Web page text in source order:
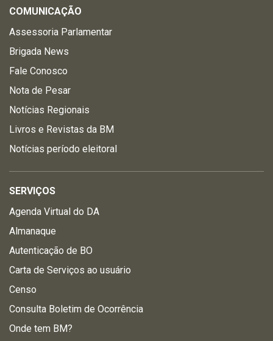
COMUNICAÇÃO
Assessoria Parlamentar
Brigada News
Fale Conosco
Nota de Pesar
Notícias Regionais
Livros e Revistas da BM
Notícias período eleitoral
SERVIÇOS
Agenda Virtual do DA
Almanaque
Autenticação de BO
Carta de Serviços ao usuário
Censo
Consulta Boletim de Ocorrência
Onde tem BM?